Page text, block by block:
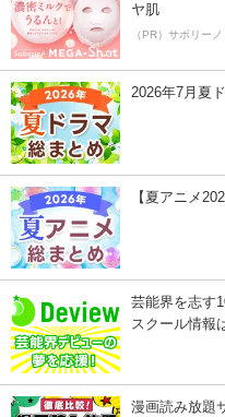
ヤ肌
（PR）サボリーノ
2026年7月夏
【夏アニメ
芸能界を志す
スクール情報
漫画読み放題